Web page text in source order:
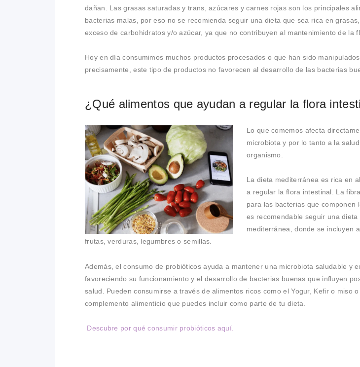
dañan. Las grasas saturadas y trans, azúcares y carnes rojas son los principales
bacterias malas, por eso no se recomienda seguir una dieta que sea rica en
exceso de carbohidratos y/o azúcar, ya que no contribuyen al mantenimiento de la
Hoy en día consumimos muchos productos procesados o que han sido
precisamente, este tipo de productos no favorecen al desarrollo de las bacterias
¿Qué alimentos que ayudan a regular la flora
Lo que comemos afecta
microbiota y por lo tanto a la
organismo.
La dieta mediterránea es rica en
a regular la flora intestinal. La
para las bacterias que componen
es recomendable seguir una
mediterránea, donde se incluyen
frutas, verduras, legumbres o semillas.
Además, el consumo de probióticos ayuda a mantener una microbiota saludable y
favoreciendo su funcionamiento y el desarrollo de bacterias buenas que influyen
salud. Pueden consumirse a través de alimentos ricos como el Yogur, Kefir o miso
complemento alimenticio que puedes incluir como parte de tu dieta.
Descubre por qué consumir probióticos aquí.